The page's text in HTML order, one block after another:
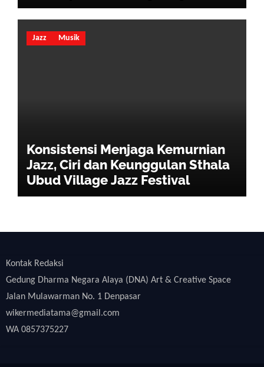
Jazz Musik
Konsistensi Menjaga Kemurnian
Jazz, Ciri dan Keunggulan Sthala
Ubud Village Jazz Festival
Kontak Redaksi
Gedung Dharma Negara Alaya (DNA) Art & Creative Space
Jalan Mulawarman No. 1 Denpasar
wikermediatama@gmail.com
WA 0857375227